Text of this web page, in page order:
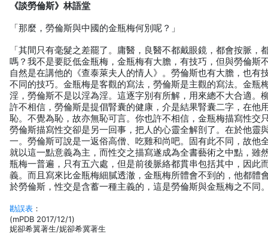
《談勞倫斯》林語堂
「那麼，勞倫斯與中國的金瓶梅何別呢？」
「其間只有毫髮之差罷了。庸醫，良醫不都戴眼鏡，都會按脈，
嗎？我不是要貶低金瓶梅，金瓶梅有大膽，有技巧，但與勞倫
自然是在講他的《查泰萊夫人的情人》。勞倫斯也有大膽，也有
不同的技巧。金瓶梅是客觀的寫法，勞倫斯是主觀的寫法。金瓶
淫，勞倫斯不是以淫為淫。這逐字別有所解，用來總不大合適。
許不相信，勞倫斯是提倡腎囊的健康，介是結果腎囊二字，在他
恥。不覺為恥，故亦無恥可言。你也許不相信，金瓶梅描寫性交
勞倫斯描寫性交卻是另一回事，把人的心靈全解剖了。在於他靈
一。勞倫斯可說是一返俗高僧、吃雞和尚吧。固有此不同，故他
就以這一點意義為主，而性交之描寫遂成為全書藝術之中點，雖
瓶梅一普遍，只有五六處，但是前後脈絡都貫串包括其中，因此
義。而且寫來比金瓶梅細膩透澈，金瓶梅所體會不到的，他都體
於勞倫斯，性交是含蓄一種主義的，這是勞倫斯與金瓶梅之不同
勘誤表 ：
(mPDB 2017/12/1)
妮卻希翼著生/妮卻希冀著生